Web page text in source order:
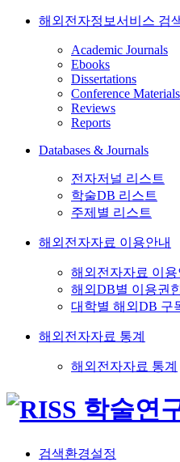
해외전자정보서비스 검
Academic Journals
Ebooks
Dissertations
Conference Materials
Reviews
Reports
Databases & Journals
전자저널 리스트
학술DB 리스트
주제별 리스트
해외전자자료 이용안내
해외전자자료 이용
해외DB별 이용권
대학별 해외DB 구
해외전자자료 통계
해외전자자료 통계
검색환경설정